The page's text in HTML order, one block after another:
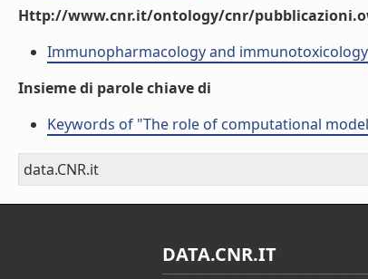
Http://www.cnr.it/ontology/cnr/
Immunopharmacology and immunotoxicology
Insieme di parole chiave di
Keywords of "The role of computational
data.CNR.it
DATA.CNR.IT